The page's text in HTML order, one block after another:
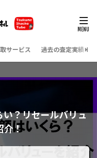
サービス 過去の査定実績（
？リセールバリュ
介！